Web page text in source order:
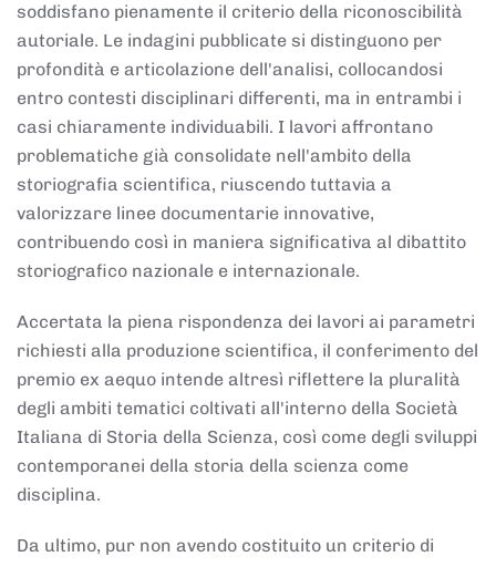
soddisfano pienamente il criterio della riconoscibilità
autoriale. Le indagini pubblicate si distinguono per
profondità e articolazione dell'analisi, collocandosi
entro contesti disciplinari differenti, ma in entrambi i
casi chiaramente individuabili. I lavori affrontano
problematiche già consolidate nell'ambito della
storiografia scientifica, riuscendo tuttavia a
valorizzare linee documentarie innovative,
contribuendo così in maniera significativa al dibattito
storiografico nazionale e internazionale.
Accertata la piena rispondenza dei lavori ai parametri
richiesti alla produzione scientifica, il conferimento del
premio ex aequo intende altresì riflettere la pluralità
degli ambiti tematici coltivati all'interno della Società
Italiana di Storia della Scienza, così come degli sviluppi
contemporanei della storia della scienza come
disciplina.
Da ultimo, pur non avendo costituito un criterio di